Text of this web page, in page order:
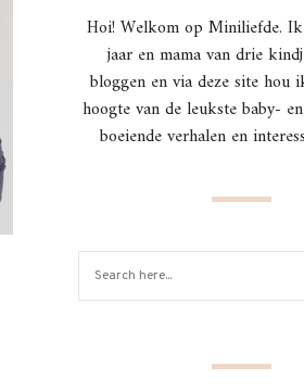
Hoi! Welkom op Miniliefde.
jaar en mama van drie
bloggen en via deze site hou
hoogte van de leukste baby-
boeiende verhalen en